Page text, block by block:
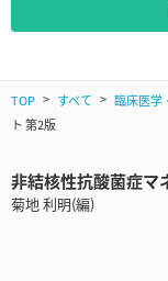
TOP すべて 臨床医学
ト 第2版
非結核性抗酸菌症マ
菊地 利明(編)